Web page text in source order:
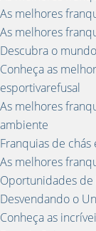
As melhores
As melhores
Descubra o
Conheça as
esportivarefusal
As melhores
ambiente
Franquias de
As melhores
Oportunidades de
Desvendando o
Conheça as